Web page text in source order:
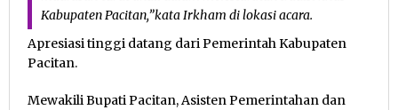
Kabupaten Pacitan,”kata Irkham di lokasi acara.
Apresiasi tinggi datang dari Pemerintah Kabupaten
Pacitan.
Mewakili Bupati Pacitan, Asisten Pemerintahan dan